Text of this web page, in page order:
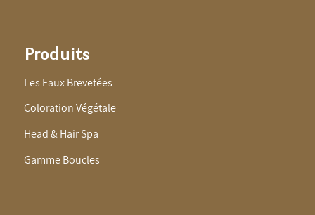
Produits
Les Eaux Brevetées
Coloration Végétale
Head & Hair Spa
Gamme Boucles